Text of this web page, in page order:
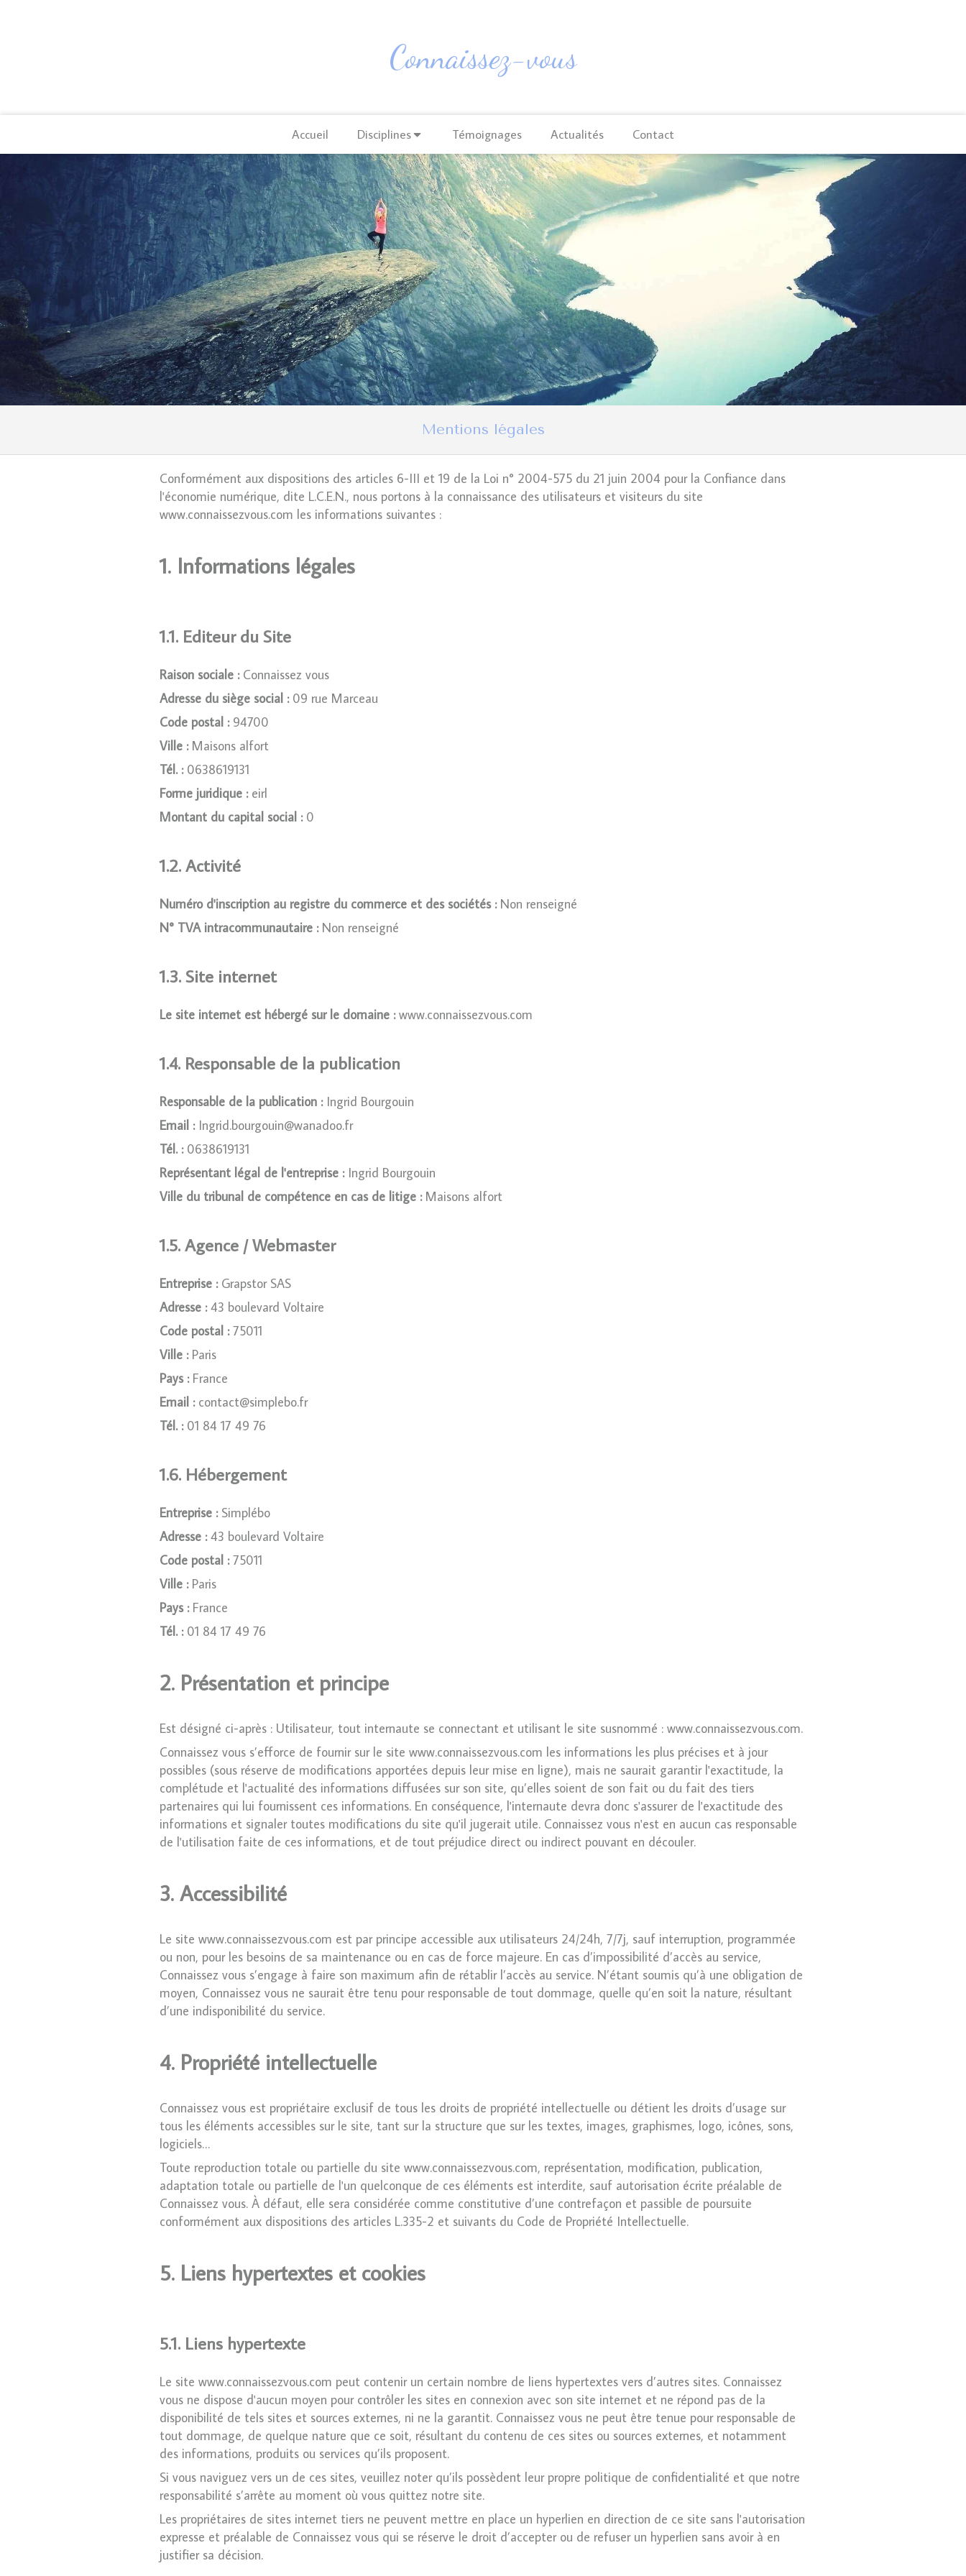
Connaissez-vous
Accueil Disciplines Témoignages Actualités Contact
Mentions légales
Conformément aux dispositions des articles 6-III et 19 de la Loi n° 2004-575 du 21 juin 2004 pour la Confiance dans
l'économie numérique, dite L.C.E.N., nous portons à la connaissance des utilisateurs et visiteurs du site
www.connaissezvous.com les informations suivantes :
1. Informations légales
1.1. Editeur du Site
Raison sociale :Connaissez vous
Adresse du siège social :09 rue Marceau
Code postal :94700
Ville :Maisons alfort
Tél. :0638619131
Forme juridique :eirl
Montant du capital social :0
1.2. Activité
Numéro d'inscription au registre du commerce et des sociétés :Non renseigné
N° TVA intracommunautaire :Non renseigné
1.3. Site internet
Le site internet est hébergé sur le domaine :www.connaissezvous.com
1.4. Responsable de la publication
Responsable de la publication :Ingrid Bourgouin
Email :Ingrid.bourgouin@wanadoo.fr
Tél. :0638619131
Représentant légal de l'entreprise :Ingrid Bourgouin
Ville du tribunal de compétence en cas de litige :Maisons alfort
1.5. Agence / Webmaster
Entreprise :Grapstor SAS
Adresse :43 boulevard Voltaire
Code postal :75011
Ville :Paris
Pays :France
Email :contact@simplebo.fr
Tél. :01 84 17 49 76
1.6. Hébergement
Entreprise :Simplébo
Adresse :43 boulevard Voltaire
Code postal :75011
Ville :Paris
Pays :France
Tél. :01 84 17 49 76
2. Présentation et principe
Est désigné ci-après : Utilisateur, tout internaute se connectant et utilisant le site susnommé : www.connaissezvous.com.
Connaissez vous s’efforce de fournir sur le site www.connaissezvous.com les informations les plus précises et à jour
possibles (sous réserve de modifications apportées depuis leur mise en ligne), mais ne saurait garantir l'exactitude, la
complétude et l'actualité des informations diffusées sur son site, qu’elles soient de son fait ou du fait des tiers
partenaires qui lui fournissent ces informations. En conséquence, l'internaute devra donc s'assurer de l'exactitude des
informations et signaler toutes modifications du site qu'il jugerait utile. Connaissez vous n'est en aucun cas responsable
de l'utilisation faite de ces informations, et de tout préjudice direct ou indirect pouvant en découler.
3. Accessibilité
Le site www.connaissezvous.com est par principe accessible aux utilisateurs 24/24h, 7/7j, sauf interruption, programmée
ou non, pour les besoins de sa maintenance ou en cas de force majeure. En cas d’impossibilité d’accès au service,
Connaissez vous s’engage à faire son maximum afin de rétablir l’accès au service. N’étant soumis qu’à une obligation de
moyen, Connaissez vous ne saurait être tenu pour responsable de tout dommage, quelle qu’en soit la nature, résultant
d’une indisponibilité du service.
4. Propriété intellectuelle
Connaissez vous est propriétaire exclusif de tous les droits de propriété intellectuelle ou détient les droits d’usage sur
tous les éléments accessibles sur le site, tant sur la structure que sur les textes, images, graphismes, logo, icônes, sons,
logiciels…
Toute reproduction totale ou partielle du site www.connaissezvous.com, représentation, modification, publication,
adaptation totale ou partielle de l'un quelconque de ces éléments est interdite, sauf autorisation écrite préalable de
Connaissez vous. À défaut, elle sera considérée comme constitutive d’une contrefaçon et passible de poursuite
conformément aux dispositions des articles L.335-2 et suivants du Code de Propriété Intellectuelle.
5. Liens hypertextes et cookies
5.1. Liens hypertexte
Le site www.connaissezvous.com peut contenir un certain nombre de liens hypertextes vers d’autres sites. Connaissez
vous ne dispose d'aucun moyen pour contrôler les sites en connexion avec son site internet et ne répond pas de la
disponibilité de tels sites et sources externes, ni ne la garantit. Connaissez vous ne peut être tenue pour responsable de
tout dommage, de quelque nature que ce soit, résultant du contenu de ces sites ou sources externes, et notamment
des informations, produits ou services qu’ils proposent.
Si vous naviguez vers un de ces sites, veuillez noter qu’ils possèdent leur propre politique de confidentialité et que notre
responsabilité s’arrête au moment où vous quittez notre site.
Les propriétaires de sites internet tiers ne peuvent mettre en place un hyperlien en direction de ce site sans l'autorisation
expresse et préalable de Connaissez vous qui se réserve le droit d’accepter ou de refuser un hyperlien sans avoir à en
justifier sa décision.